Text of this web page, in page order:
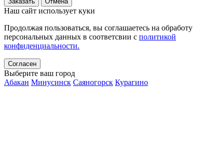
Наш сайт использует куки
Продолжая пользоваться, вы соглашаетесь на обработу
персональных данных в соответсвии с политикой
конфиденциальности.
Согласен
Выберите ваш город
Абакан Минусинск Саяногорск Курагино